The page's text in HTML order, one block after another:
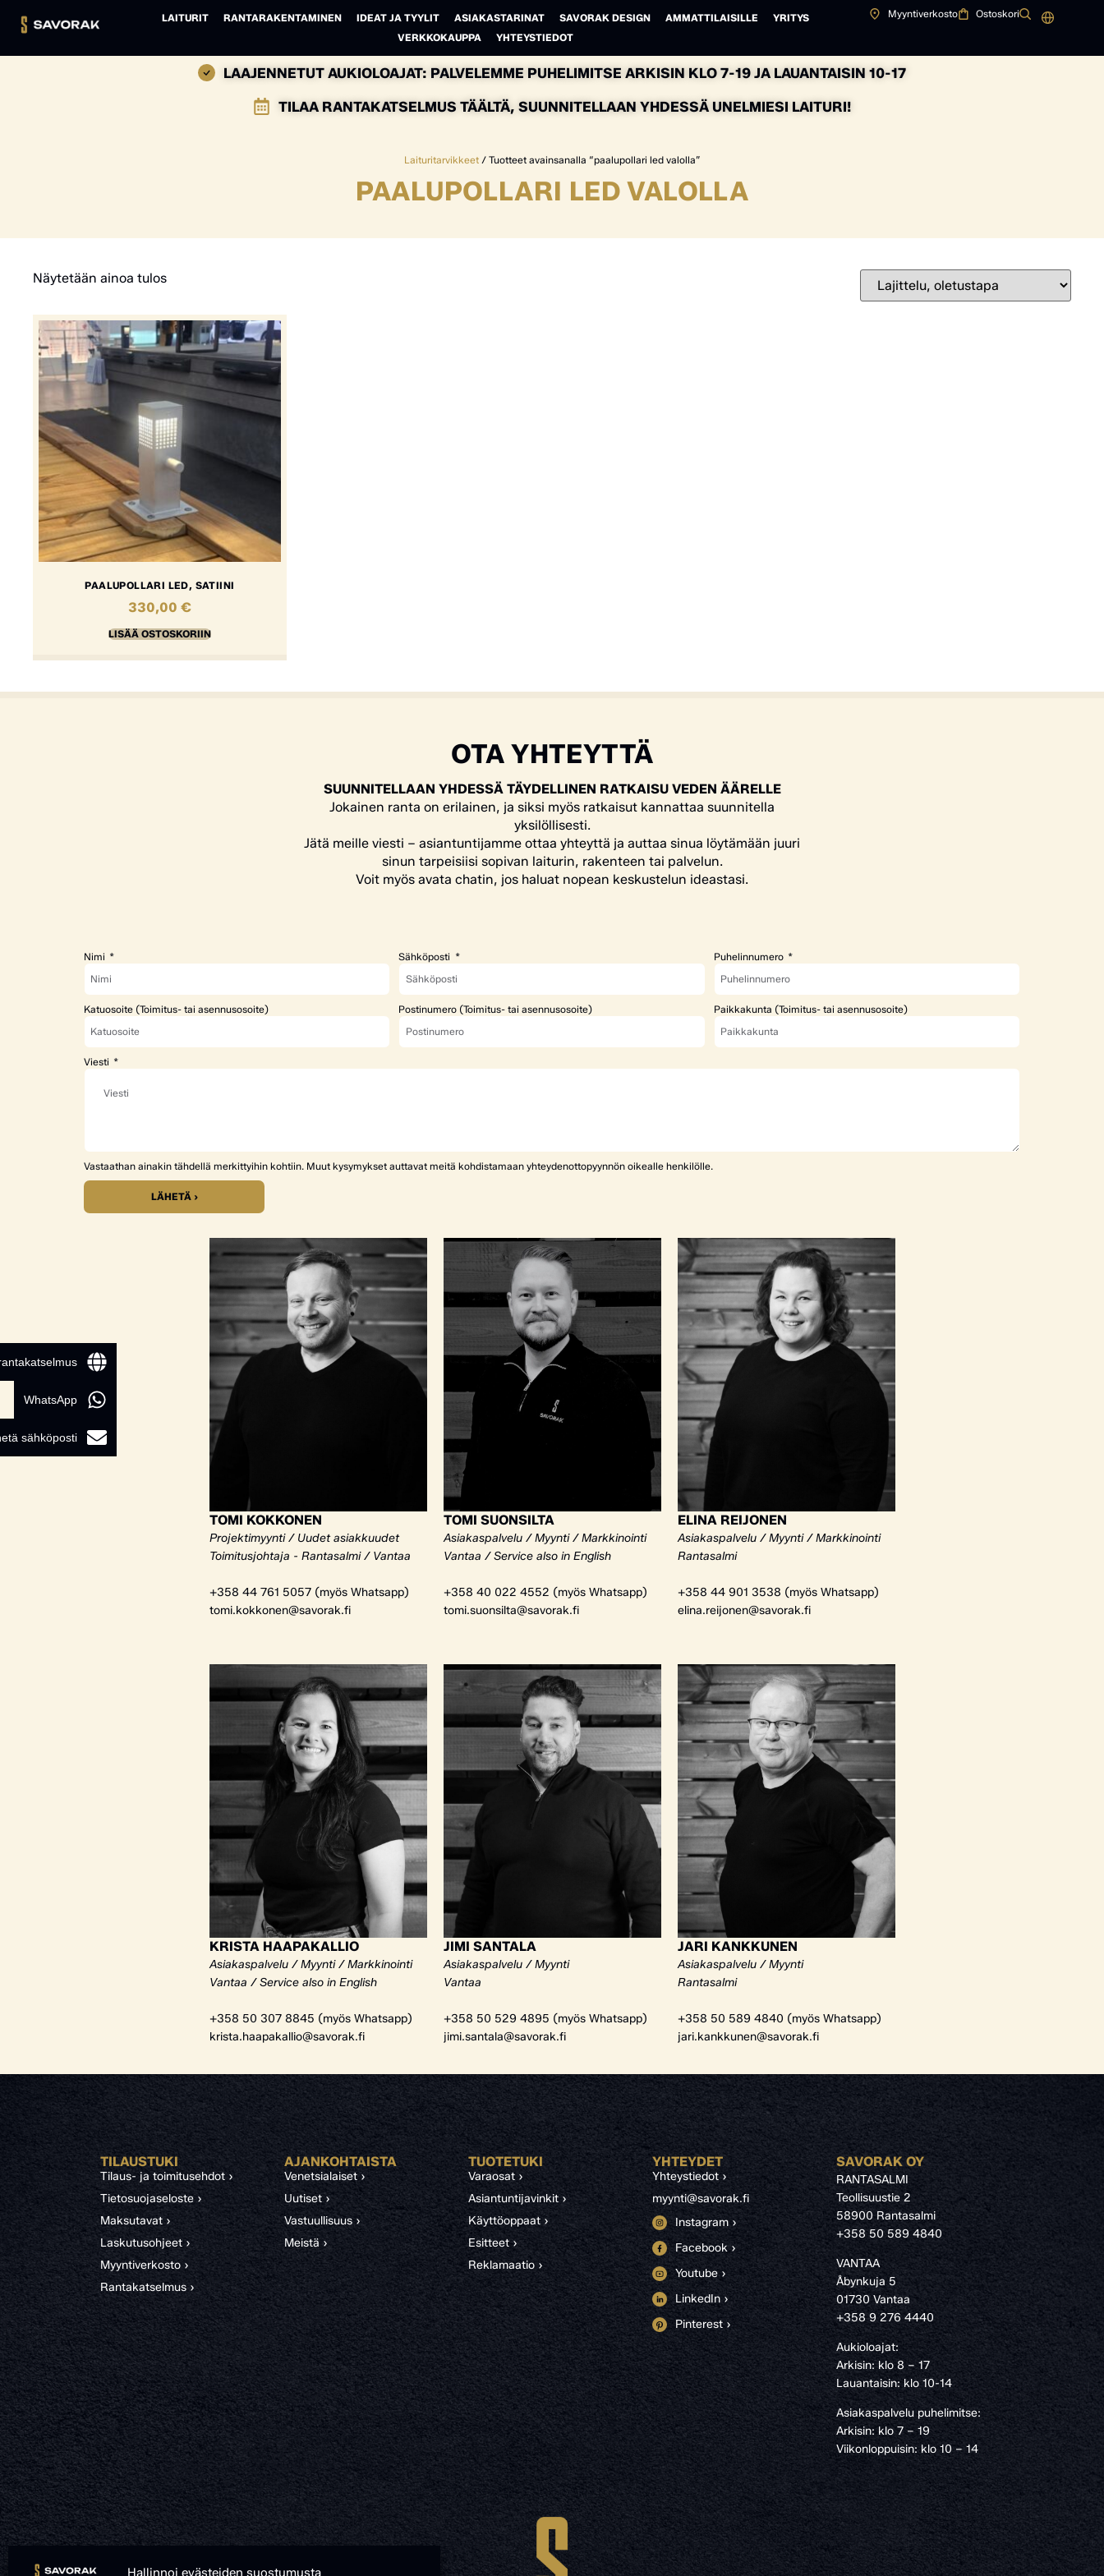
Hallinnoi evästeiden suostumusta
LAITURIT RANTARAKENTAMINEN IDEAT JA TYYLIT ASIAKASTARINAT SAVORAK DESIGN AMMATTILAISILLE
YRITYS
VERKKOKAUPPA
YHTEYSTIEDOT
Myyntiverkosto Ostoskori
LAAJENNETUT AUKIOLOAJAT: PALVELEMME PUHELIMITSE ARKISIN KLO 7-19 JA LAUANTAISIN 10-17
TILAA RANTAKATSELMUS TÄÄLTÄ, SUUNNITELLAAN YHDESSÄ UNELMIESI LAITURI!
Laituritarvikkeet/ Tuotteet avainsanalla “paalupollari led valolla”
PAALUPOLLARI LED VALOLLA
Näytetään ainoa tulos
PAALUPOLLARI LED, SATIINI
330,00 €
LISÄÄ OSTOSKORIIN
OTA YHTEYTTÄ
SUUNNITELLAAN YHDESSÄ TÄYDELLINEN RATKAISU VEDEN ÄÄRELLE
Jokainen ranta on erilainen, ja siksi myös ratkaisut kannattaa suunnitella
yksilöllisesti.
Jätä meille viesti – asiantuntijamme ottaa yhteyttä ja auttaa sinua löytämään juuri
sinun tarpeisiisi sopivan laiturin, rakenteen tai palvelun.
Voit myös avata chatin, jos haluat nopean keskustelun ideastasi.
Nimi Sähköposti Puhelinnumero
Katuosoite (Toimitus- tai asennusosoite) Postinumero (Toimitus- tai asennusosoite) Paikkakunta (Toimitus- tai asennusosoite)
Viesti
Vastaathan ainakin tähdellä merkittyihin kohtiin. Muut kysymykset auttavat meitä kohdistamaan yhteydenottopyynnön oikealle henkilölle.
LÄHETÄ ›
TOMI KOKKONEN
Projektimyynti / Uudet asiakkuudet
Toimitusjohtaja - Rantasalmi / Vantaa
+358 44 761 5057 (myös Whatsapp)
tomi.kokkonen@savorak.fi
TOMI SUONSILTA
Asiakaspalvelu / Myynti / Markkinointi
Vantaa / Service also in English
+358 40 022 4552 (myös Whatsapp)
tomi.suonsilta@savorak.fi
ELINA REIJONEN
Asiakaspalvelu / Myynti / Markkinointi
Rantasalmi
+358 44 901 3538 (myös Whatsapp)
elina.reijonen@savorak.fi
KRISTA HAAPAKALLIO
Asiakaspalvelu / Myynti / Markkinointi
Vantaa / Service also in English
+358 50 307 8845 (myös Whatsapp)
krista.haapakallio@savorak.fi
JIMI SANTALA
Asiakaspalvelu / Myynti
Vantaa
+358 50 529 4895 (myös Whatsapp)
jimi.santala@savorak.fi
JARI KANKKUNEN
Asiakaspalvelu / Myynti
Rantasalmi
+358 50 589 4840 (myös Whatsapp)
jari.kankkunen@savorak.fi
TILAUSTUKI
Tilaus- ja toimitusehdot ›
Tietosuojaseloste ›
Maksutavat ›
Laskutusohjeet ›
Myyntiverkosto ›
Rantakatselmus ›
AJANKOHTAISTA
Venetsialaiset ›
Uutiset ›
Vastuullisuus ›
Meistä ›
TUOTETUKI
Varaosat ›
Asiantuntijavinkit ›
Käyttöoppaat ›
Esitteet ›
Reklamaatio ›
YHTEYDET
Yhteystiedot ›
myynti@savorak.fi
Instagram ›
Facebook ›
Youtube ›
LinkedIn ›
Pinterest ›
SAVORAK OY
RANTASALMI
Teollisuustie 2
58900 Rantasalmi
+358 50 589 4840
VANTAA
Åbynkuja 5
01730 Vantaa
+358 9 276 4440
Aukioloajat:
Arkisin: klo 8 – 17
Lauantaisin: klo 10-14
Asiakaspalvelu puhelimitse:
Arkisin: klo 7 – 19
Viikonloppuisin: klo 10 – 14
WhatsApp
sähköposti